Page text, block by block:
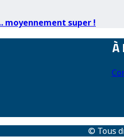
moyennement super !
À
© Tous